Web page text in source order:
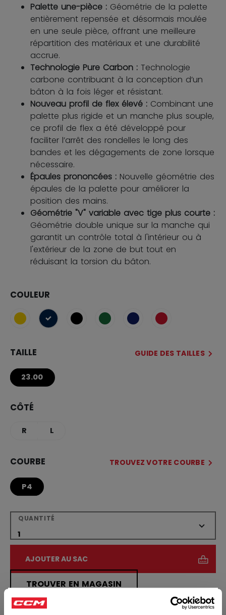
Palette une-pièce : Géométrie de la palette
entièrement repensée et désormais moulée
en une seule pièce, offrant une meilleure
répartition des matériaux et une durabilité
accrue.
Technologie Pure Carbon : Technologie
carbone contribuant à la conception d’un
bâton à la fois léger et résistant.
Nouveau profil de flex élevé : Combinant une
palette plus rigide et un manche plus souple,
ce profil de flex a été développé pour
faciliter l’arrêt des rondelles le long des
bandes et les dégagements de zone lorsque
nécessaire.
Épaules prononcées : Nouvelle géométrie des
épaules de la palette pour améliorer la
position des mains.
Géométrie "V" variable avec tige plus courte :
Géométrie double unique sur la manche qui
garantit un contrôle total à l'intérieur ou à
l'extérieur de la zone de but tout en
réduisant la torsion du bâton.
COULEUR
sélectionné
TAILLE GUIDE DES TAILLES
23.00
CÔTÉ
R L
COURBE TROUVEZ VOTRE COURBE
P4
QUANTITÉ
AJOUTER AU SAC
TROUVER EN MAGASIN